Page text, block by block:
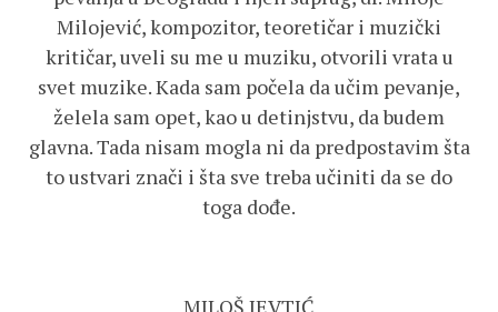
Milojević, kompozitor, teoretičar i muzički
kritičar, uveli su me u muziku, otvorili vrata u
svet muzike. Kada sam počela da učim pevanje,
želela sam opet, kao u detinjstvu, da budem
glavna. Tada nisam mogla ni da predpostavim šta
to ustvari znači i šta sve treba učiniti da se do
toga dođe.
MILOŠ JEVTIĆ